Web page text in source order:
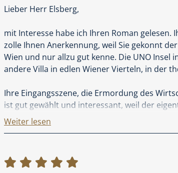
Lieber Herr Elsberg,
mit Interesse habe ich Ihren Roman gelesen.
zolle Ihnen Anerkennung, weil Sie gekonnt
Wien und nur allzu gut kenne. Die UNO Insel
andere Villa in edlen Wiener Vierteln, in der
Ihre Eingangsszene, die Ermordung des
ist gut gewählt und interessant, weil der
primäre Rolle zukommt. Den 18 jährigen
folgt, finde ich gut. Wenigstens einer, der
Weiter lesen